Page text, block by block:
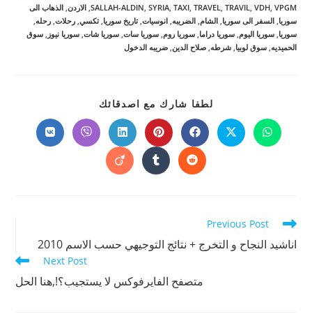
SALLAH-ALDIN SYRIA, TAXI, TRAVEL TRAVIL VDH, VPGM الاردن الذهاب الى
سوريا السفر الى سوريا الشام الضريبه انوسيات تاريخ سوريا تكسي رحلات رحله
سوريا سوريا اليوم سوريا دراما سوريا روم سوريا سات سوريا شات سوريا نيوز
سوق
الحميديه سوق لوبيا شرطه صلاح الدين ضريبه الدخول
لطفا شارك مع اصدقائك
THIS
CONTENT
Opens
in
Opens
in
window
Opens
in
a
new
window
Opens
in
a
new
window
Opens
in
a
new
window
Opens
in
Opens
in
Opens
in
Opens
in
Opens
in
Read
more
articles
Previous Post
اناشيد النجاح و التخرج + نتائج التوجيهي حسب الاسم 2010
Next Post
متصفح الفايرفوكس لا يستجيب؟!,هنا الحل